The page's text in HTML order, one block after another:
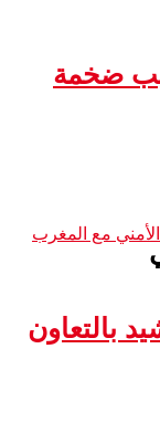
ضخمة
بالتعاون